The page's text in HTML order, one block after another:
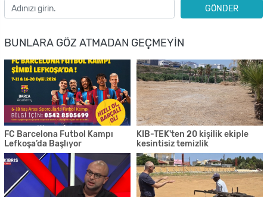
GÖNDER
BUNLARA GÖZ ATMADAN GEÇMEYIN
FC Barcelona Futbol Kampı
Lefkoşa’da Başlıyor
KIB-TEK'ten 20 kişilik ekiple
kesintisiz temizlik